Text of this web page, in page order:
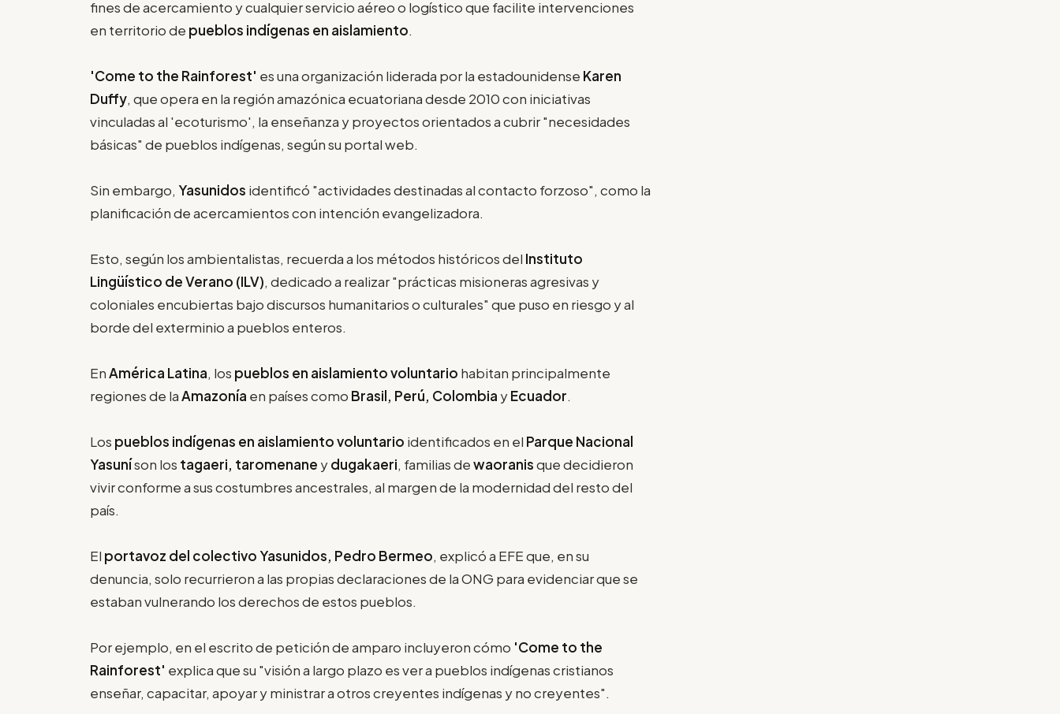
fines de acercamiento y cualquier servicio aéreo o logístico que facilite intervenciones
en territorio de pueblos indígenas en aislamiento.
'Come to the Rainforest' es una organización liderada por la estadounidense Karen
Duffy, que opera en la región amazónica ecuatoriana desde 2010 con iniciativas
vinculadas al 'ecoturismo', la enseñanza y proyectos orientados a cubrir "necesidades
básicas" de pueblos indígenas, según su portal web.
Sin embargo, Yasunidos identificó "actividades destinadas al contacto forzoso", como la
planificación de acercamientos con intención evangelizadora.
Esto, según los ambientalistas, recuerda a los métodos históricos del Instituto
Lingüístico de Verano (ILV), dedicado a realizar "prácticas misioneras agresivas y
coloniales encubiertas bajo discursos humanitarios o culturales" que puso en riesgo y al
borde del exterminio a pueblos enteros.
EnAmérica Latina, los pueblos en aislamiento voluntario habitan principalmente
regiones de laAmazonía en países como Brasil, Perú, Colombia yEcuador.
Los pueblos indígenas en aislamiento voluntario identificados en el Parque Nacional
Yasuníson los tagaeri, taromenane ydugakaeri, familias dewaoranisque decidieron
vivir conforme a sus costumbres ancestrales, al margen de la modernidad del resto del
país.
El portavoz del colectivo Yasunidos, Pedro Bermeo, explicó a EFE que, en su
denuncia, solo recurrieron a las propias declaraciones de la ONG para evidenciar que se
estaban vulnerando los derechos de estos pueblos.
Por ejemplo, en el escrito de petición de amparo incluyeron cómo 'Come to the
Rainforest' explica que su "visión a largo plazo es ver a pueblos indígenas cristianos
enseñar, capacitar, apoyar y ministrar a otros creyentes indígenas y no creyentes".